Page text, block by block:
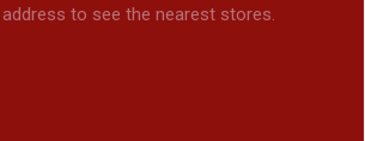
to see the nearest stores.